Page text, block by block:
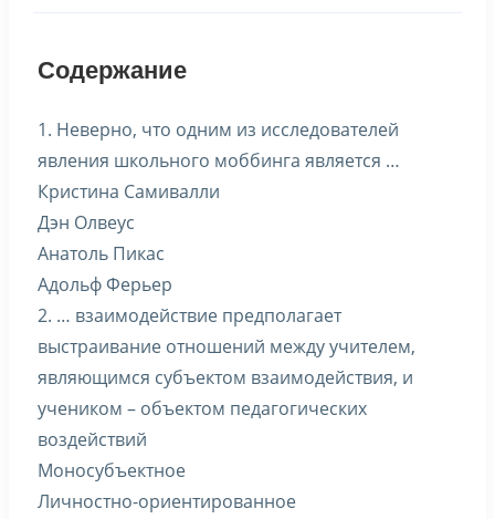
Содержание
1. Неверно, что одним из исследователей
явления школьного моббинга является …
Кристина Самивалли
Дэн Олвеус
Анатоль Пикас
Адольф Ферьер
2. … взаимодействие предполагает
выстраивание отношений между учителем,
являющимся субъектом взаимодействия, и
учеником – объектом педагогических
воздействий
Моносубъектное
Личностно-ориентированное